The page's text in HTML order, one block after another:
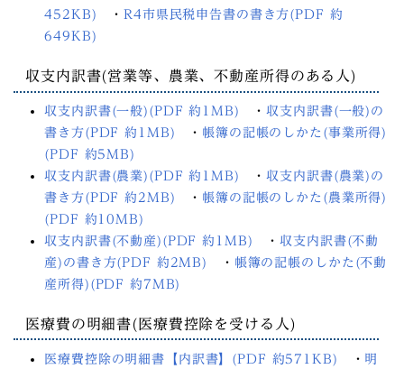
452KB) ・R4市県民税申告書の書き方(PDF 約
649KB)
収支内訳書(営業等、農業、不動産所得のある人)
収支内訳書(一般)(PDF 約1MB) ・収支内訳書(一般)の
書き方(PDF 約1MB)
・ 帳簿の記帳のしかた(事業所得)
(PDF 約5MB)
収支内訳書(農業)(PDF 約1MB)
・収支内訳書(農業)の
書き方(PDF 約2MB)
・ 帳簿の記帳のしかた(農業所得)
(PDF 約10MB)
収支内訳書(不動産)(PDF 約1MB)
・収支内訳書(不動
産)の書き方(PDF 約2MB)
・ 帳簿の記帳のしかた(不動
産所得)(PDF 約7MB)
医療費の明細書(医療費控除を受ける人)
医療費控除の明細書【内訳書】(PDF 約571KB) ・ 明